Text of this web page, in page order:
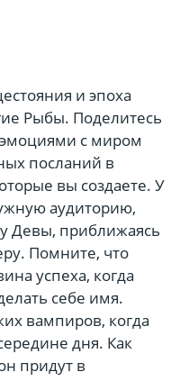
и эпоха
Рыбы. Поделитесь
с миром
посланий в
вы создаете. У
аудиторию,
Девы, приближаясь
Помните, что
успеха, когда
себе имя.
вампиров, когда
дня. Как
придут в